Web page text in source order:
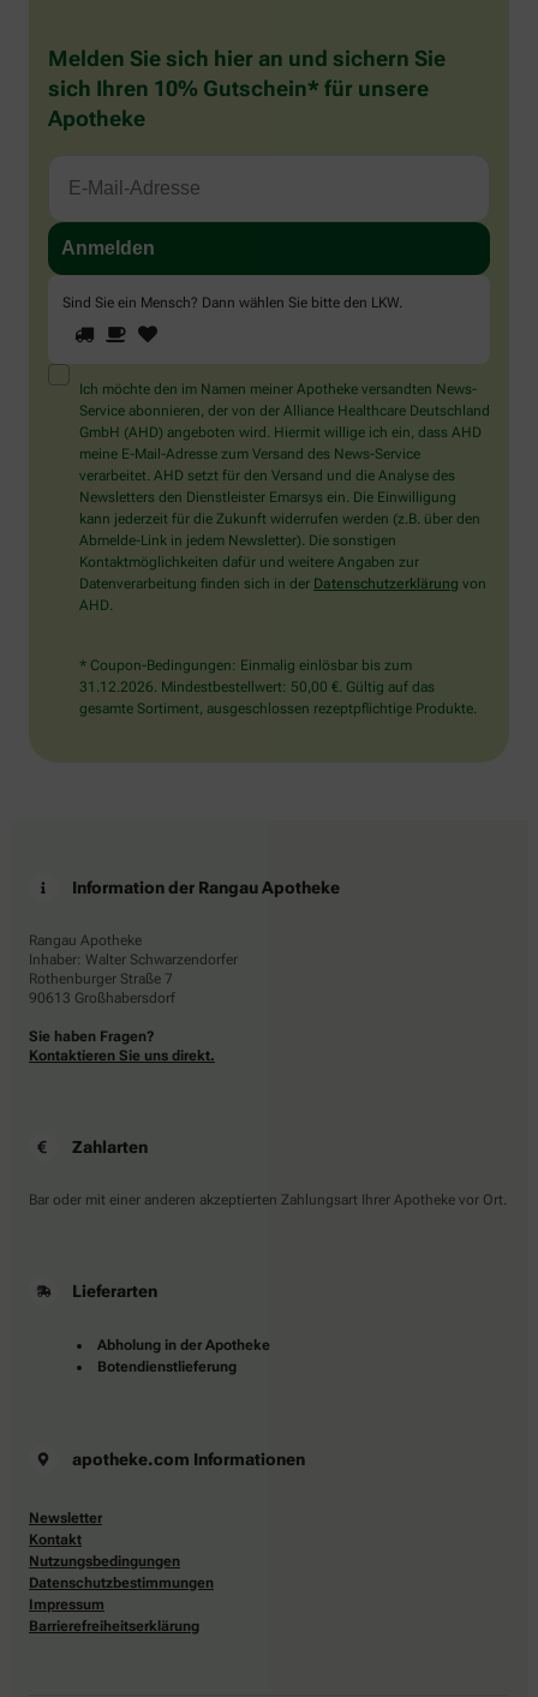
Melden Sie sich hier an und sichern Sie
sich Ihren 10% Gutschein* für unsere
Apotheke
Sind Sie ein Mensch? Dann wählen Sie bitte den LKW.
Sind
Sie
ein
Mensch?
Dann
wählen
Sie
bitte
den
LKW.
1 2
Ich möchte den im Namen meiner Apotheke versandten News-
Service abonnieren, der von der Alliance Healthcare Deutschland
GmbH (AHD) angeboten wird. Hiermit willige ich ein, dass AHD
meine E-Mail-Adresse zum Versand des News-Service
verarbeitet. AHD setzt für den Versand und die Analyse des
Newsletters den Dienstleister Emarsys ein. Die Einwilligung
kann jederzeit für die Zukunft widerrufen werden (z.B. über den
Abmelde-Link in jedem Newsletter). Die sonstigen
Kontaktmöglichkeiten dafür und weitere Angaben zur
Datenverarbeitung finden sich in der Datenschutzerklärung von
AHD.
* Coupon-Bedingungen: Einmalig einlösbar bis zum
31.12.2026. Mindestbestellwert: 50,00 €. Gültig auf das
gesamte Sortiment, ausgeschlossen rezeptpflichtige Produkte.
Information der Rangau Apotheke
Rangau Apotheke
Inhaber: Walter Schwarzendorfer
Rothenburger Straße 7
90613 Großhabersdorf
Sie haben Fragen?
Kontaktieren Sie uns direkt.
Zahlarten
Bar oder mit einer anderen akzeptierten Zahlungsart Ihrer Apotheke vor Ort.
Lieferarten
Abholung in der Apotheke
Botendienstlieferung
apotheke.com Informationen
Newsletter
Kontakt
Nutzungsbedingungen
Datenschutzbestimmungen
Impressum
Barrierefreiheitserklärung